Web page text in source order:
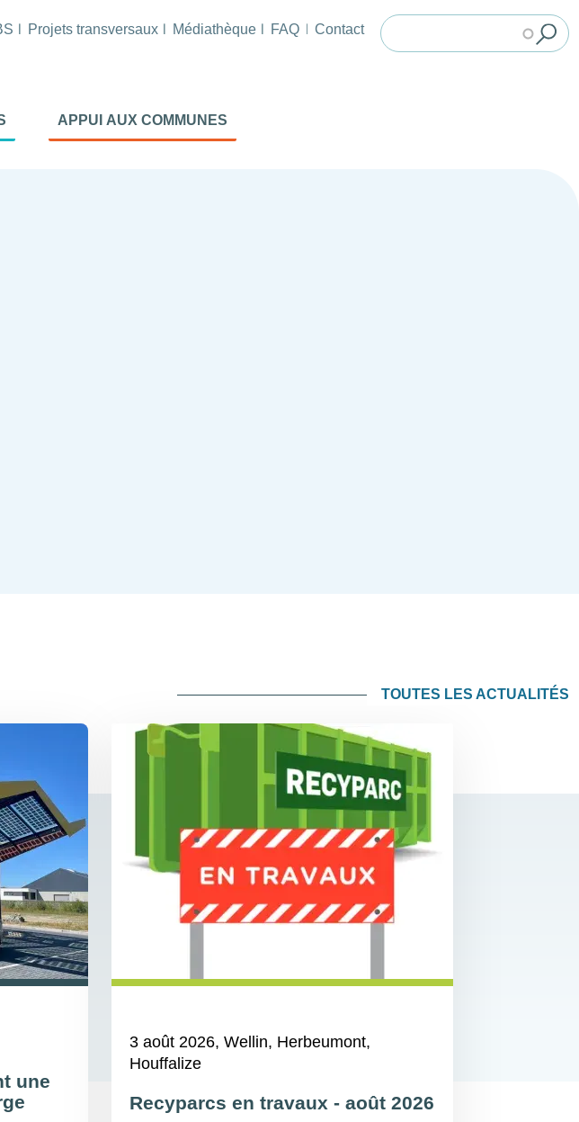
Projets transversaux Médiathèque FAQ Contact
APPUI AUX COMMUNES
une
3 août 2026, Wellin, Herbeumont,
Houffalize
Recyparcs en travaux - août 2026
TOUTES LES ACTUALITÉS